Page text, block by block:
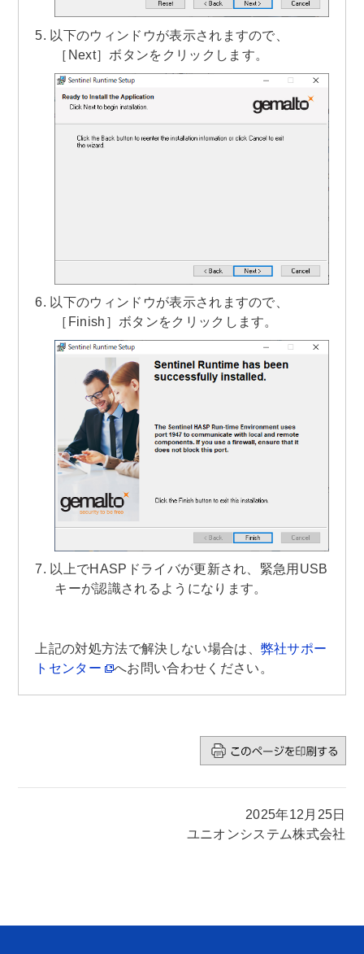
以下のウィンドウが表示されますので、
［Next］ボタンをクリックします。
以下のウィンドウが表示されますので、
［Finish］ボタンをクリックします。
以上でHASPドライバが更新され、緊急用USB
キーが認識されるようになります。
上記の対処方法で解決しない場合は、 弊社サポー
トセンター
へお問い合わせください。
2025年12月25日
ユニオンシステム株式会社